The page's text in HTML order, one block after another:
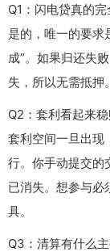
Q1：闪电贷真的
是的，唯一的要求
成”。如果归还失
失，所以无需抵押。
Q2：套利看起来
套利空间一旦出现
行。你手动提交的
已消失。想参与
具。
Q3：清算有什么